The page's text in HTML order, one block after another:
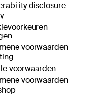
disclosure
voorwaarden
voorwaarden
voorwaarden